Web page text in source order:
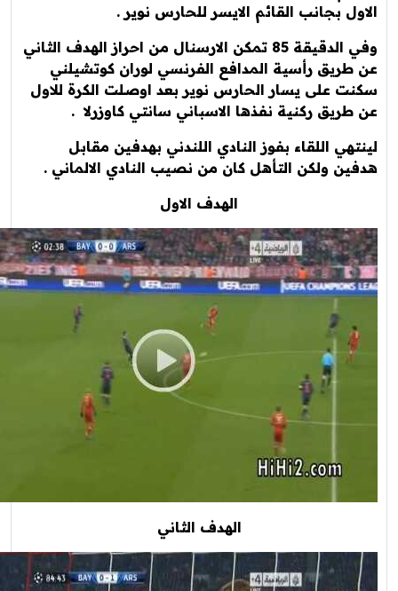
بجانب القائم الايسر للحارس نوير .
وفي الدقيقة 85 تمكن الارسنال من احراز الهدف الثاني
رأسية المدافع الفرنسي لوران كوتشيلني
على يسار الحارس نوير بعد اوصلت الكرة للاول
ركنية نفذها الاسباني سانتي كاوزرلا .
اللقاء بفوز النادي اللندني بهدفين مقابل
ولكن التأهل كان من نصيب النادي الالماني .
الهدف الاول
الهدف الثاني